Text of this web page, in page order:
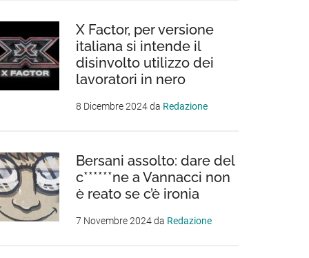
X Factor, per versione
italiana si intende il
disinvolto utilizzo dei
lavoratori in nero
8 Dicembre 2024da Redazione
Bersani assolto: dare del
c******ne a Vannacci non
è reato se c’è ironia
7 Novembre 2024da Redazione